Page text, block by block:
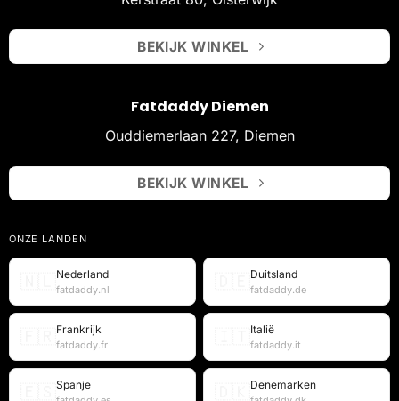
BEKIJK WINKEL
Fatdaddy Diemen
Ouddiemerlaan 227, Diemen
BEKIJK WINKEL
ONZE LANDEN
Nederland
fatdaddy.nl
Duitsland
fatdaddy.de
Frankrijk
fatdaddy.fr
Italië
fatdaddy.it
Spanje Denemarken